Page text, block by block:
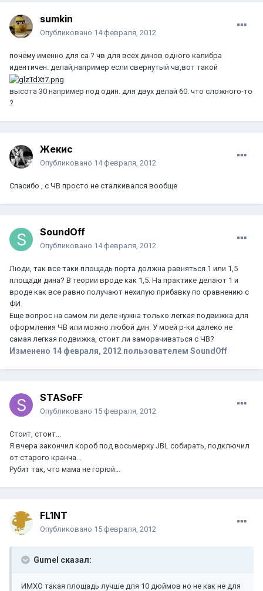
sumkin
Опубликовано 14 февраля, 2012
почему именно для са ? чв для всех динов одного калибра
идентичен. делай,например если свернутый чв,вот такой
высота 30 например под один. для двух делай 60. что сложного-то
?
Жекис
Опубликовано 14 февраля, 2012
Спасибо , с ЧВ просто не сталкивался вообще
SoundOff
Опубликовано 14 февраля, 2012
Люди, так все таки площадь порта должна равняться 1 или 1,5
площади дина? В теории вроде как 1,5. На практике делают 1 и
вроде как все равно получают нехилую прибавку по сравнению с
ФИ.
Еще вопрос на самом ли деле нужна только легкая подвижка для
оформления ЧВ или можно любой дин. У моей р-ки далеко не
самая легкая подвижка, стоит ли заморачиваться с ЧВ?
Изменено 14 февраля, 2012 пользователем SoundOff
STASoFF
Опубликовано 15 февраля, 2012
Стоит, стоит...
Я вчера закончил короб под восьмерку JBL собирать, подключил
от старого кранча...
Рубит так, что мама не горюй...
FL1NT
Опубликовано 15 февраля, 2012
Gumel сказал:
ИМХО такая площадь лучше для 10 дюймов но не как не для